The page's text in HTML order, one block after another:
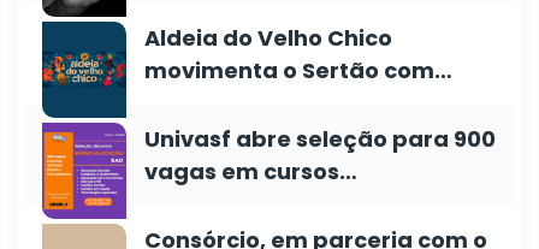
Aldeia do Velho Chico
movimenta o Sertão com…
Univasf abre seleção para 900
vagas em cursos…
Consórcio, em parceria com o